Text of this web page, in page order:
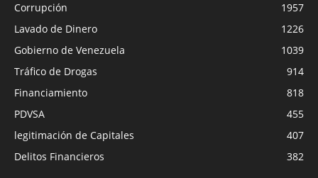
Corrupción
1957
Lavado de Dinero
1226
Gobierno de Venezuela
1039
Tráfico de Drogas
914
Financiamiento
818
PDVSA
455
legitimación de Capitales
407
Delitos Financieros
382